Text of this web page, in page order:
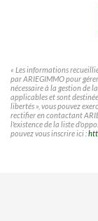
« Les informations
par ARIEGIMMO pour
nécessaire à la gestion de
applicables et sont
libertés », vous pouvez
rectifier en contactant
l'existence de la liste
pouvez vous inscrire ici :